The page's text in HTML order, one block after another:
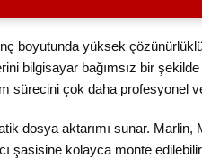
boyutunda yüksek
bilgisayar bağımsız bir
sürecini çok daha profesyonel
dosya aktarımı sunar.
şasisine kolayca monte